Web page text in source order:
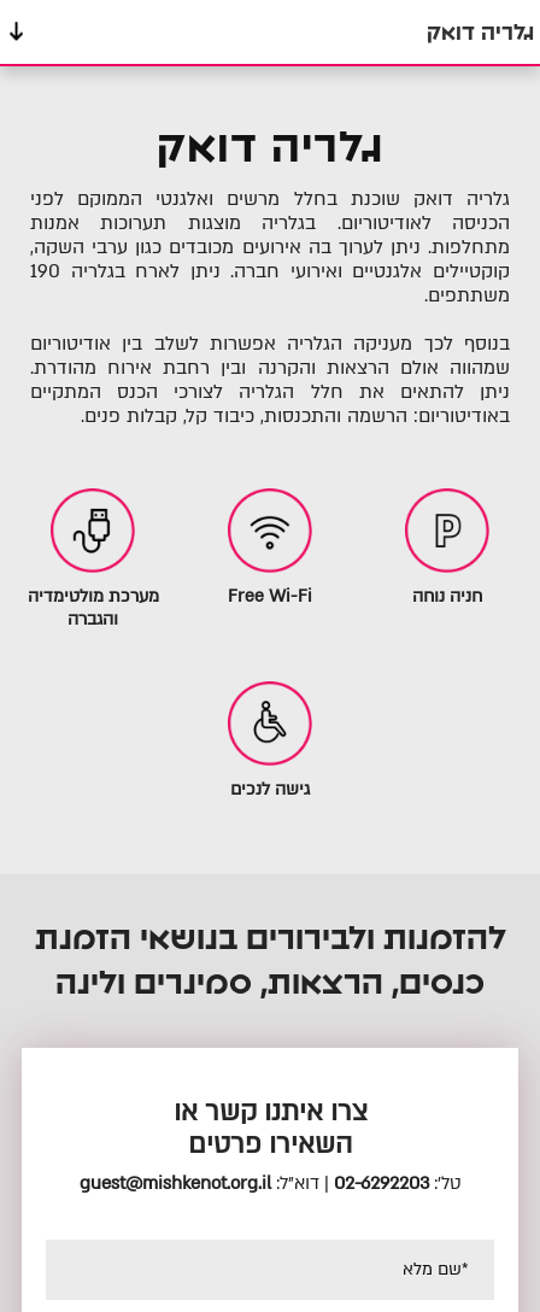
גלריה דואק
חדרי ישיבות
מסעדות
גלריה דואק
גלריה דואק שוכנת בחלל מרשים ואלגנטי הממוקם לפני
הכניסה לאודיטוריום. בגלריה מוצגות תערוכות אמנות
מתחלפות. ניתן לערוך בה אירועים מכובדים כגון ערבי השקה,
קוקטיילים אלגנטיים ואירועי חברה. ניתן לארח בגלריה 190
משתתפים.
בנוסף לכך מעניקה הגלריה אפשרות לשלב בין אודיטוריום
שמהווה אולם הרצאות והקרנה ובין רחבת אירוח מהודרת.
ניתן להתאים את חלל הגלריה לצורכי הכנס המתקיים
באודיטוריום: הרשמה והתכנסות, כיבוד קל, קבלות פנים.
חניה נוחה Free Wi-Fi
מערכת מולטימדיה
והגברה
גישה לנכים
להזמנות ולבירורים בנושאי הזמנת
כנסים, הרצאות, סמינרים ולינה
צרו איתנו קשר או
השאירו פרטים
טל’:02-6292203 | דוא”ל:guest@mishkenot.org.il
*שם מלא